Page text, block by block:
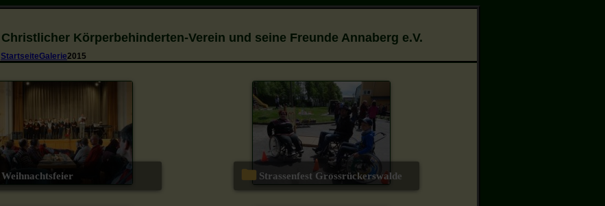
Christlicher Körperbehinderten-Verein und seine Freunde Annaberg e.V.
StartseiteGalerie2015
Weihnachtsfeier Strassenfest Grossrückerswalde